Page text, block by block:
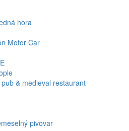
hora
Motor Car
& medieval restaurant
pivovar